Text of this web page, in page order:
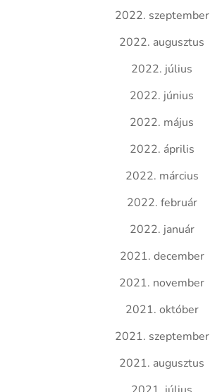
2022. szeptember
2022. augusztus
2022. július
2022. június
2022. május
2022. április
2022. március
2022. február
2022. január
2021. december
2021. november
2021. október
2021. szeptember
2021. augusztus